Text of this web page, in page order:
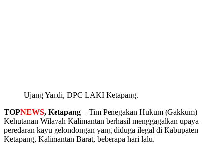
Ujang Yandi, DPC LAKI Ketapang.
TOPNEWS, Ketapang – Tim Penegakan Hukum (Gakkum)
Kehutanan Wilayah Kalimantan berhasil menggagalkan upaya
peredaran kayu gelondongan yang diduga ilegal di Kabupaten
Ketapang, Kalimantan Barat, beberapa hari lalu.